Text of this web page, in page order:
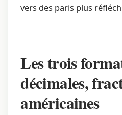
vers des paris plus
Les trois
décimales,
américaines